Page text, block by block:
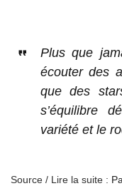
Plus que
écouter des
que des
s’équilibre
variété et le
Source / Lire la suite :